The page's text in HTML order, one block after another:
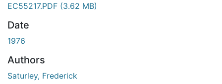
EC55217.PDF (3.62 MB)
Date
1976
Authors
Saturley, Frederick